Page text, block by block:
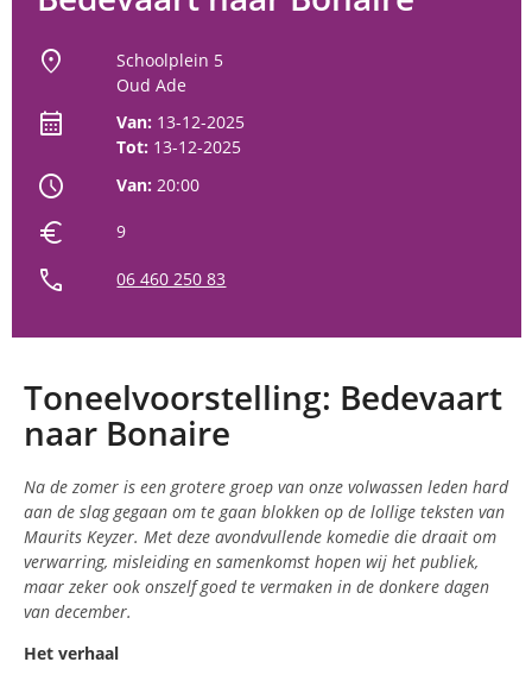
location_on
Schoolplein 5
Oud Ade
calendar_month Van: 13-12-2025
Tot: 13-12-2025
schedule Van: 20:00
euro 9
call 06 460 250 83
Toneelvoorstelling: Bedevaart
naar Bonaire
Na de zomer is een grotere groep van onze volwassen leden hard
aan de slag gegaan om te gaan blokken op de lollige teksten van
Maurits Keyzer. Met deze avondvullende komedie die draait om
verwarring, misleiding en samenkomst hopen wij het publiek,
maar zeker ook onszelf goed te vermaken in de donkere dagen
van december.
Het verhaal